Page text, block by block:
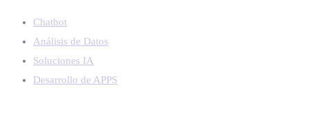
Chatbot
Análisis de Datos
Soluciones IA
Desarrollo de APPS